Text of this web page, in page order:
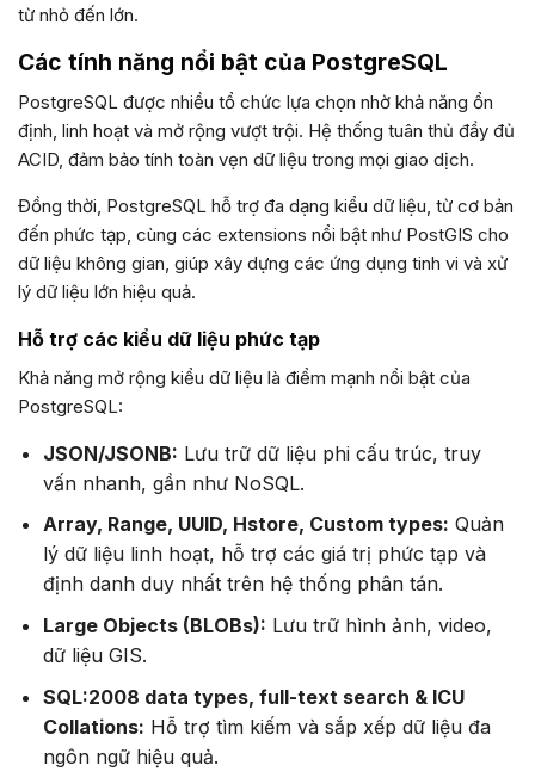
từ nhỏ đến lớn.
Các tính năng nổi bật của PostgreSQL
PostgreSQL được nhiều tổ chức lựa chọn nhờ khả năng ổn
định, linh hoạt và mở rộng vượt trội. Hệ thống tuân thủ đầy đủ
ACID, đảm bảo tính toàn vẹn dữ liệu trong mọi giao dịch.
Đồng thời, PostgreSQL hỗ trợ đa dạng kiểu dữ liệu, từ cơ bản
đến phức tạp, cùng các extensions nổi bật như PostGIS cho
dữ liệu không gian, giúp xây dựng các ứng dụng tinh vi và xử
lý dữ liệu lớn hiệu quả.
Hỗ trợ các kiểu dữ liệu phức tạp
Khả năng mở rộng kiểu dữ liệu là điểm mạnh nổi bật của
PostgreSQL:
JSON/JSONB: Lưu trữ dữ liệu phi cấu trúc, truy
vấn nhanh, gần như NoSQL.
Array, Range, UUID, Hstore, Custom types: Quản
lý dữ liệu linh hoạt, hỗ trợ các giá trị phức tạp và
định danh duy nhất trên hệ thống phân tán.
Large Objects (BLOBs): Lưu trữ hình ảnh, video,
dữ liệu GIS.
SQL:2008 data types, full-text search & ICU
Collations: Hỗ trợ tìm kiếm và sắp xếp dữ liệu đa
ngôn ngữ hiệu quả.